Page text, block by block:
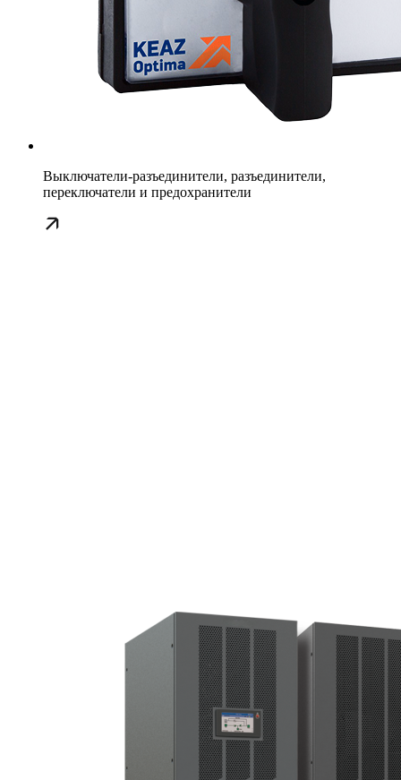
Выключатели-разъединители, разъединители,
переключатели и предохранители